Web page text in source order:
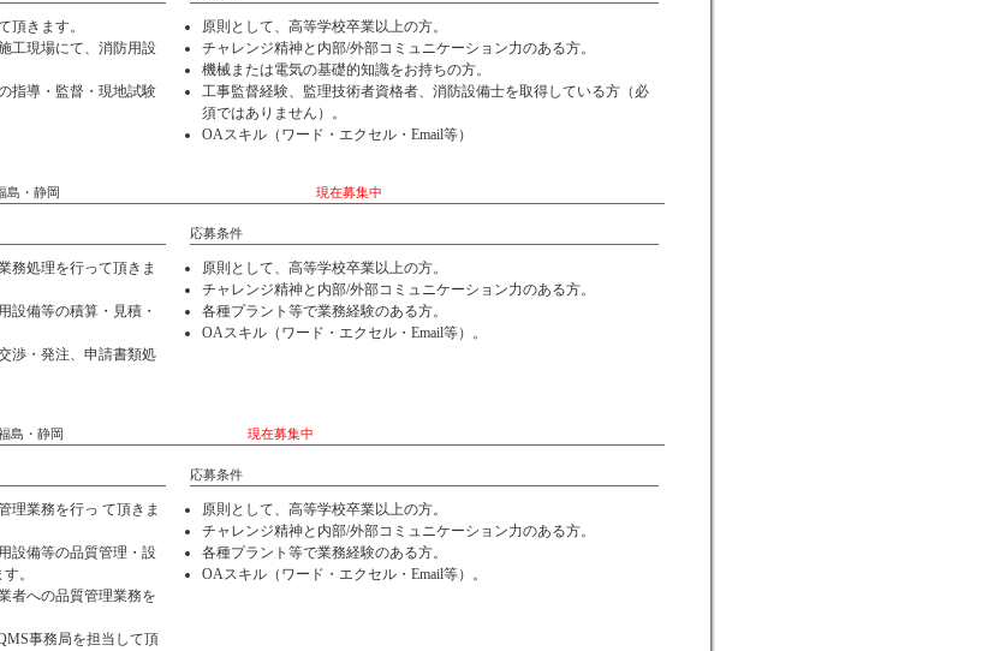
頂きます。
工現場にて、消防用設
指導・監督・現地試験
原則として、高等学校卒業以上の方。
チャレンジ精神と内部/外部コミュニケーション力のある方。
機械または電気の基礎的知識をお持ちの方。
工事監督経験、監理技術者資格者、消防設備士を取得している方（必
須ではありません）。
OAスキル（ワード・エクセル・Email等）
：本社・青森・福島・静岡 現在募集中
務処理を行って頂きま
設備等の積算・見積・
渉・発注、申請書類処
応募条件
原則として、高等学校卒業以上の方。
チャレンジ精神と内部/外部コミュニケーション力のある方。
各種プラント等で業務経験のある方。
OAスキル（ワード・エクセル・Email等）。
社・青森・福島・静岡 現在募集中
理業務を行っ て頂きま
設備等の品質管理・設
。
者への品質管理業務を
事務局を担当して頂
応募条件
原則として、高等学校卒業以上の方。
チャレンジ精神と内部/外部コミュニケーション力のある方。
各種プラント等で業務経験のある方。
OAスキル（ワード・エクセル・Email等）。